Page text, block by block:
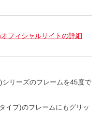
フィシャルサイトの詳細
リーズのフレームを45度で
イプ)のフレームにもグリッ